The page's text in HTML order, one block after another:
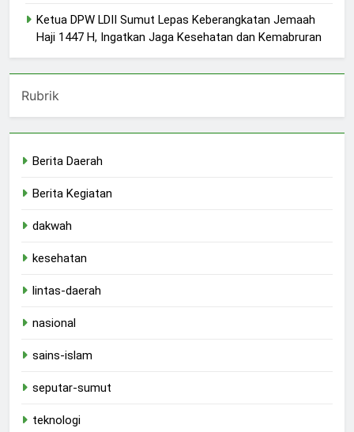
Ketua DPW LDII Sumut Lepas Keberangkatan Jemaah
Haji 1447 H, Ingatkan Jaga Kesehatan dan Kemabruran
Rubrik
Berita Daerah
Berita Kegiatan
dakwah
kesehatan
lintas-daerah
nasional
sains-islam
seputar-sumut
teknologi